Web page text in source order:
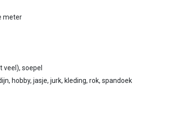
meter
soepel
hobby, jasje, jurk, kleding, rok, spandoek